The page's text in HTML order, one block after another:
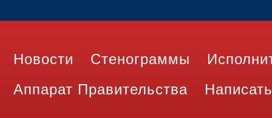
Новости Стенограммы
Аппарат Правительства